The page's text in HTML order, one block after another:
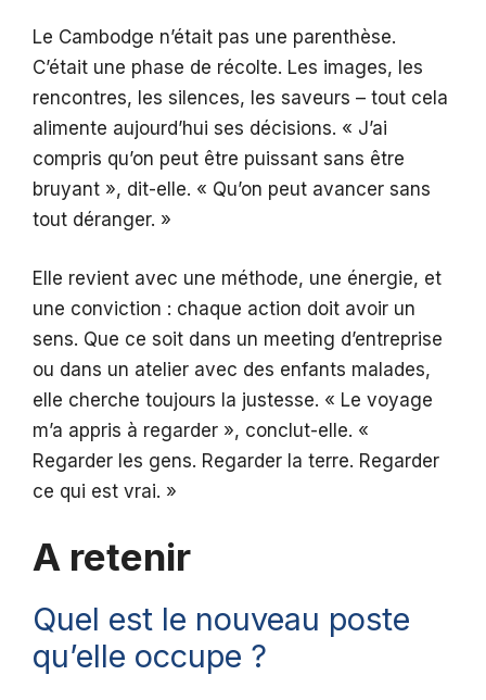
Le Cambodge n’était pas une parenthèse.
C’était une phase de récolte. Les images, les
rencontres, les silences, les saveurs – tout cela
alimente aujourd’hui ses décisions. « J’ai
compris qu’on peut être puissant sans être
bruyant », dit-elle. « Qu’on peut avancer sans
tout déranger. »
Elle revient avec une méthode, une énergie, et
une conviction : chaque action doit avoir un
sens. Que ce soit dans un meeting d’entreprise
ou dans un atelier avec des enfants malades,
elle cherche toujours la justesse. « Le voyage
m’a appris à regarder », conclut-elle. «
Regarder les gens. Regarder la terre. Regarder
ce qui est vrai. »
A retenir
Quel est le nouveau poste
qu’elle occupe ?